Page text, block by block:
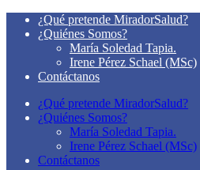
¿Qué pretende MiradorSalud?
¿Quiénes Somos?
María Soledad Tapia.
Irene Pérez Schael (MSc)
Contáctanos
¿Qué pretende MiradorSalud?
¿Quiénes Somos?
María Soledad Tapia.
Irene Pérez Schael (MSc)
Contáctanos